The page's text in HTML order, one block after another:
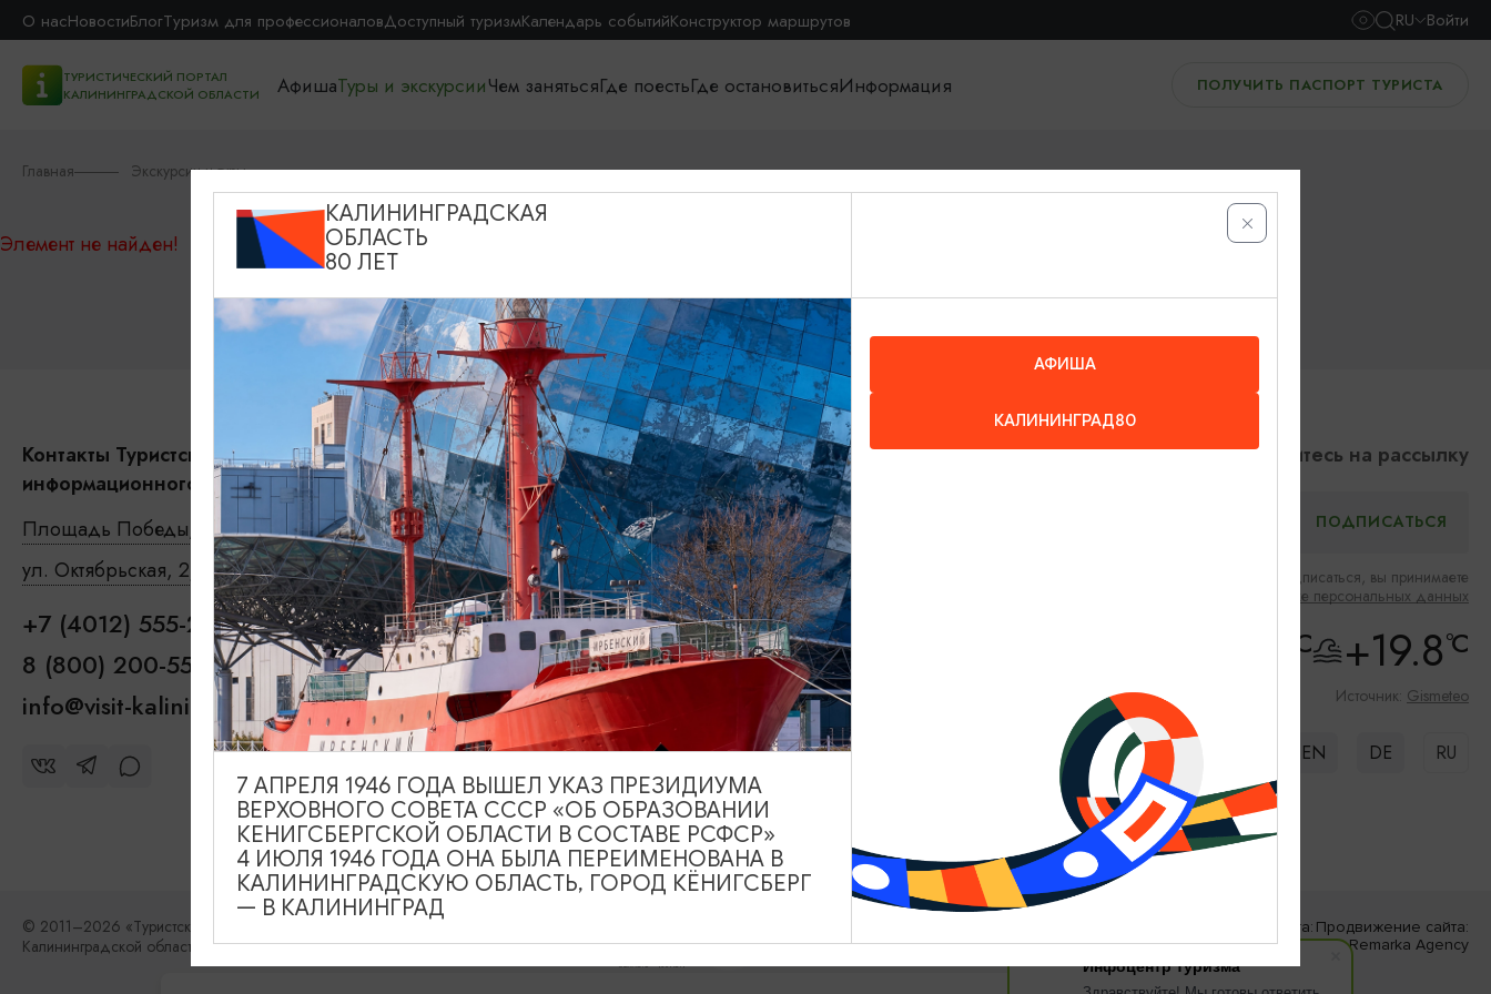
Инфоцентр туризма
О насНовостиБлогТуризм для профессионаловДоступный туризмКалендарь событийКонструктор маршрутов RU Войти
ТУРИСТИЧЕСКИЙ ПОРТАЛ
КАЛИНИНГРАДСКОЙ ОБЛАСТИ
АфишаТуры и экскурсииЧем занятьсяГде поестьГде остановитьсяИнформация ПОЛУЧИТЬ ПАСПОРТ ТУРИСТА
Главная Экскурсии и туры
Элемент не найден!
Контакты Туристского
информационного центра
Площадь Победы, 1
Откроется в 09:00
ул. Октябрьская, 2/3
Откроется в 09:00
+7 (4012) 555-200
8 (800) 200-55-39
info@visit-kaliningrad.ru
События
Туры и экскурсии
Где поесть
Чем заняться
Где остановиться
О путешествии в КО
Туристический центр
Данный ресурс носит
информационный характер.
Администрация не несет
ответственности за качество
услуг, предоставленных
сторонними организациями
Подпишитесь на рассылку
Нажимая на кнопку подписаться, вы принимаете
Соглашение об обработке персональных данных
°C +19.8°C
Источник: Gismeteo
EN DE RU
© 2011–2026 «Туристский информационный центр
Калининградской области»
Разработка сайта:
«Решение»
Продвижение сайта:
Remarka Agency
КАЛИНИНГРАДСКАЯ
ОБЛАСТЬ
80 ЛЕТ
АФИША
КАЛИНИНГРАД80
7 АПРЕЛЯ 1946 ГОДА ВЫШЕЛ УКАЗ ПРЕЗИДИУМА
ВЕРХОВНОГО СОВЕТА СССР «ОБ ОБРАЗОВАНИИ
КЕНИГСБЕРГСКОЙ ОБЛАСТИ В СОСТАВЕ РСФСР»
4 ИЮЛЯ 1946 ГОДА ОНА БЫЛА ПЕРЕИМЕНОВАНА В
КАЛИНИНГРАДСКУЮ ОБЛАСТЬ, ГОРОД КЁНИГСБЕРГ
— В КАЛИНИНГРАД